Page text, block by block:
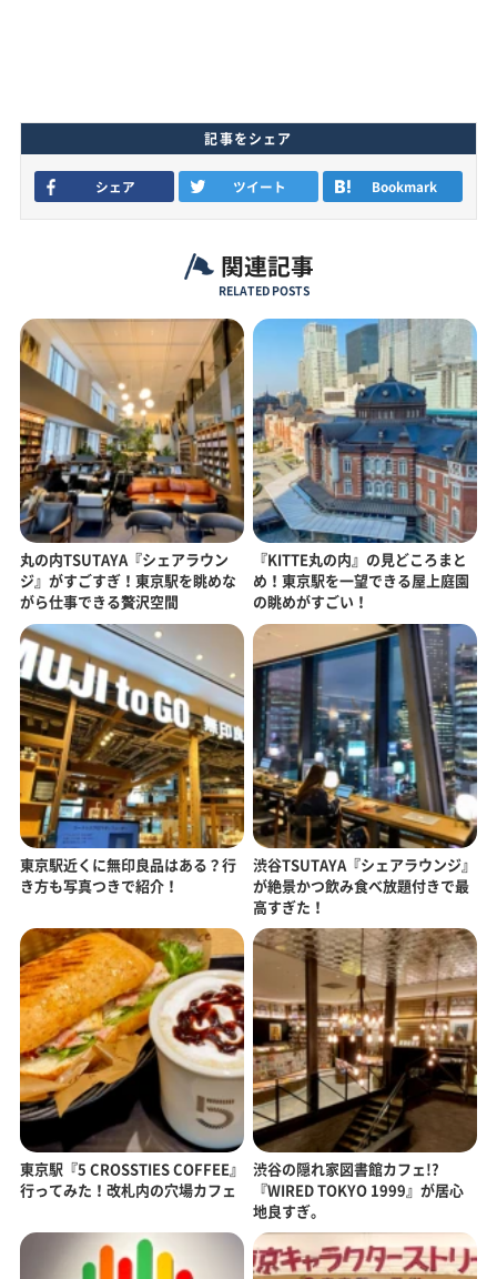
記事をシェア
シェア ツイート Bookmark
関連記事
RELATED POSTS
丸の内TSUTAYA『シェアラウン
ジ』がすごすぎ！東京駅を眺めな
がら仕事できる贅沢空間
『KITTE丸の内』の見どころまと
め！東京駅を一望できる屋上庭園
の眺めがすごい！
東京駅近くに無印良品はある？行
き方も写真つきで紹介！
渋谷TSUTAYA『シェアラウンジ』
が絶景かつ飲み食べ放題付きで最
高すぎた！
東京駅『5 CROSSTIES COFFEE』
行ってみた！改札内の穴場カフェ
渋谷の隠れ家図書館カフェ!?
『WIRED TOKYO 1999』が居心
地良すぎ。